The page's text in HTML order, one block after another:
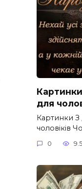
для
Картинки
чоловіків​
0